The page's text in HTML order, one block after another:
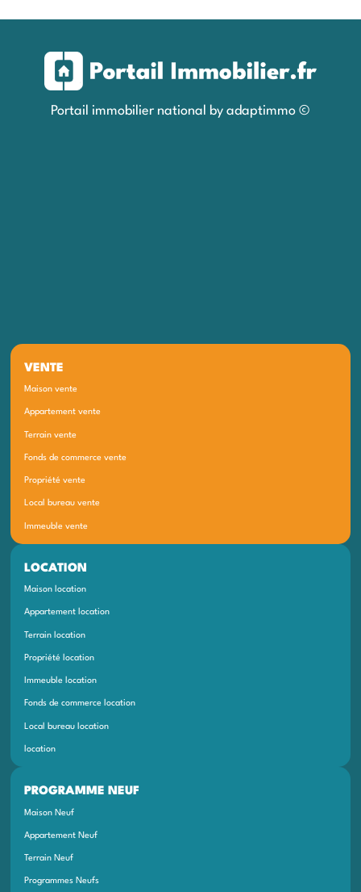
Portail immobilier national by adaptimmo ©
VENTE
Maison vente
Appartement vente
Terrain vente
Local bureau vente
Immeuble vente
Fonds de commerce vente
Propriété vente
LOCATION
Maison location
Appartement location
Terrain location
Local bureau location
location
Propriété location
Immeuble location
Fonds de commerce location
PROGRAMME NEUF
Programmes Neufs
Appartement Neuf
Maison Neuf
Terrain Neuf